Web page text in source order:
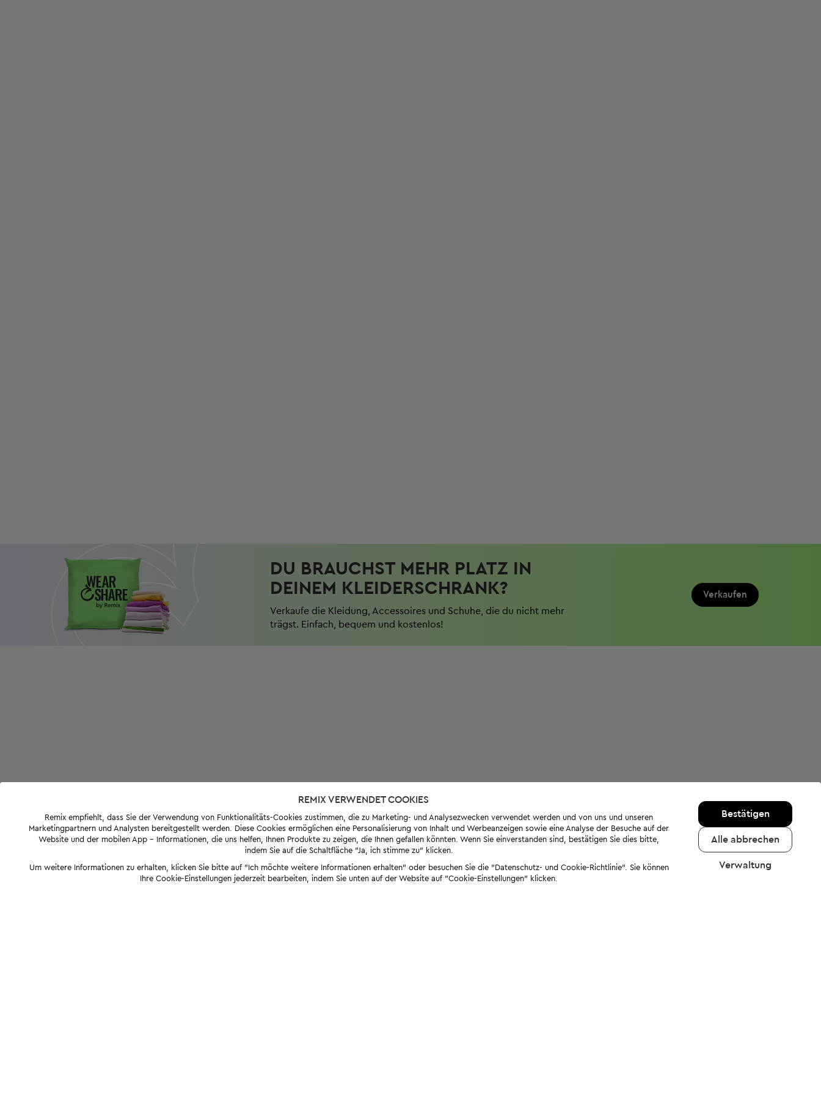
DU BRAUCHST MEHR PLATZ IN
DEINEM KLEIDERSCHRANK?
Verkaufe die Kleidung, Accessoires und Schuhe, die du nicht mehr
trägst. Einfach, bequem und kostenlos!
Verkaufen
REMIX VERWENDET COOKIES
Remix empfiehlt, dass Sie der Verwendung von Funktionalitäts-Cookies zustimmen, die zu Marketing- und Analysezwecken verwendet werden und von uns und unseren
Marketingpartnern und Analysten bereitgestellt werden. Diese Cookies ermöglichen eine Personalisierung von Inhalt und Werbeanzeigen sowie eine Analyse der Besuche auf der
Website und der mobilen App - Informationen, die uns helfen, Ihnen Produkte zu zeigen, die Ihnen gefallen könnten. Wenn Sie einverstanden sind, bestätigen Sie dies bitte,
indem Sie auf die Schaltfläche "Ja, ich stimme zu" klicken.
Um weitere Informationen zu erhalten, klicken Sie bitte auf "Ich möchte weitere Informationen erhalten" oder besuchen Sie die "Datenschutz- und Cookie-Richtlinie". Sie können
Ihre Cookie-Einstellungen jederzeit bearbeiten, indem Sie unten auf der Website auf "Cookie-Einstellungen" klicken.
Bestätigen
Alle abbrechen
Verwaltung